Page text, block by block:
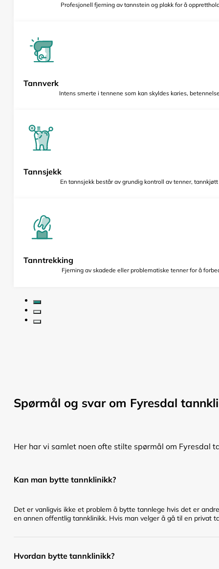
Profesjonell fjerning av tannstein og plakk for å
Tannverk
Intens smerte i tennene som kan skyldes karies,
Tannsjekk
En tannsjekk består av grundig kontroll av tenner,
Tanntrekking
Fjerning av skadede eller problematiske tenner for å
Spørmål og svar om Fyresdal
Her har vi samlet noen ofte stilte spørmål om Fyresdal
Kan man bytte tannklinikk?
Det er vanligvis ikke et problem å bytte tannlege hvis det er
en annen offentlig tannklinikk. Hvis man velger å gå til en privat
Hvordan bytte tannklinikk?